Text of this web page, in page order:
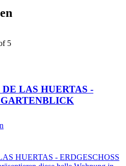
LAS HUERTAS -
HUERTAS - ERDGESCHOSS